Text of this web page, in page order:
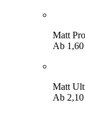
Matt
Ab 1,60
Matt
Ab 2,10